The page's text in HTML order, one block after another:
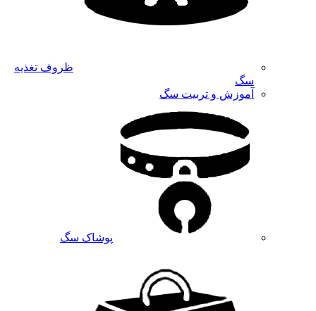
ظروف تغذیه
سگ
آموزش و تربیت سگ
پوشاک سگ